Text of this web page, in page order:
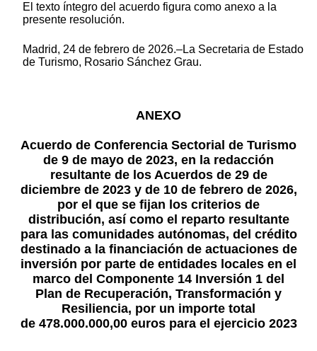
El texto íntegro del acuerdo figura como anexo a la
presente resolución.
Madrid, 24 de febrero de 2026.–La Secretaria de Estado
de Turismo, Rosario Sánchez Grau.
ANEXO
Acuerdo de Conferencia Sectorial de Turismo
de 9 de mayo de 2023, en la redacción
resultante de los Acuerdos de 29 de
diciembre de 2023 y de 10 de febrero de 2026,
por el que se fijan los criterios de
distribución, así como el reparto resultante
para las comunidades autónomas, del crédito
destinado a la financiación de actuaciones de
inversión por parte de entidades locales en el
marco del Componente 14 Inversión 1 del
Plan de Recuperación, Transformación y
Resiliencia, por un importe total
de 478.000.000,00 euros para el ejercicio 2023